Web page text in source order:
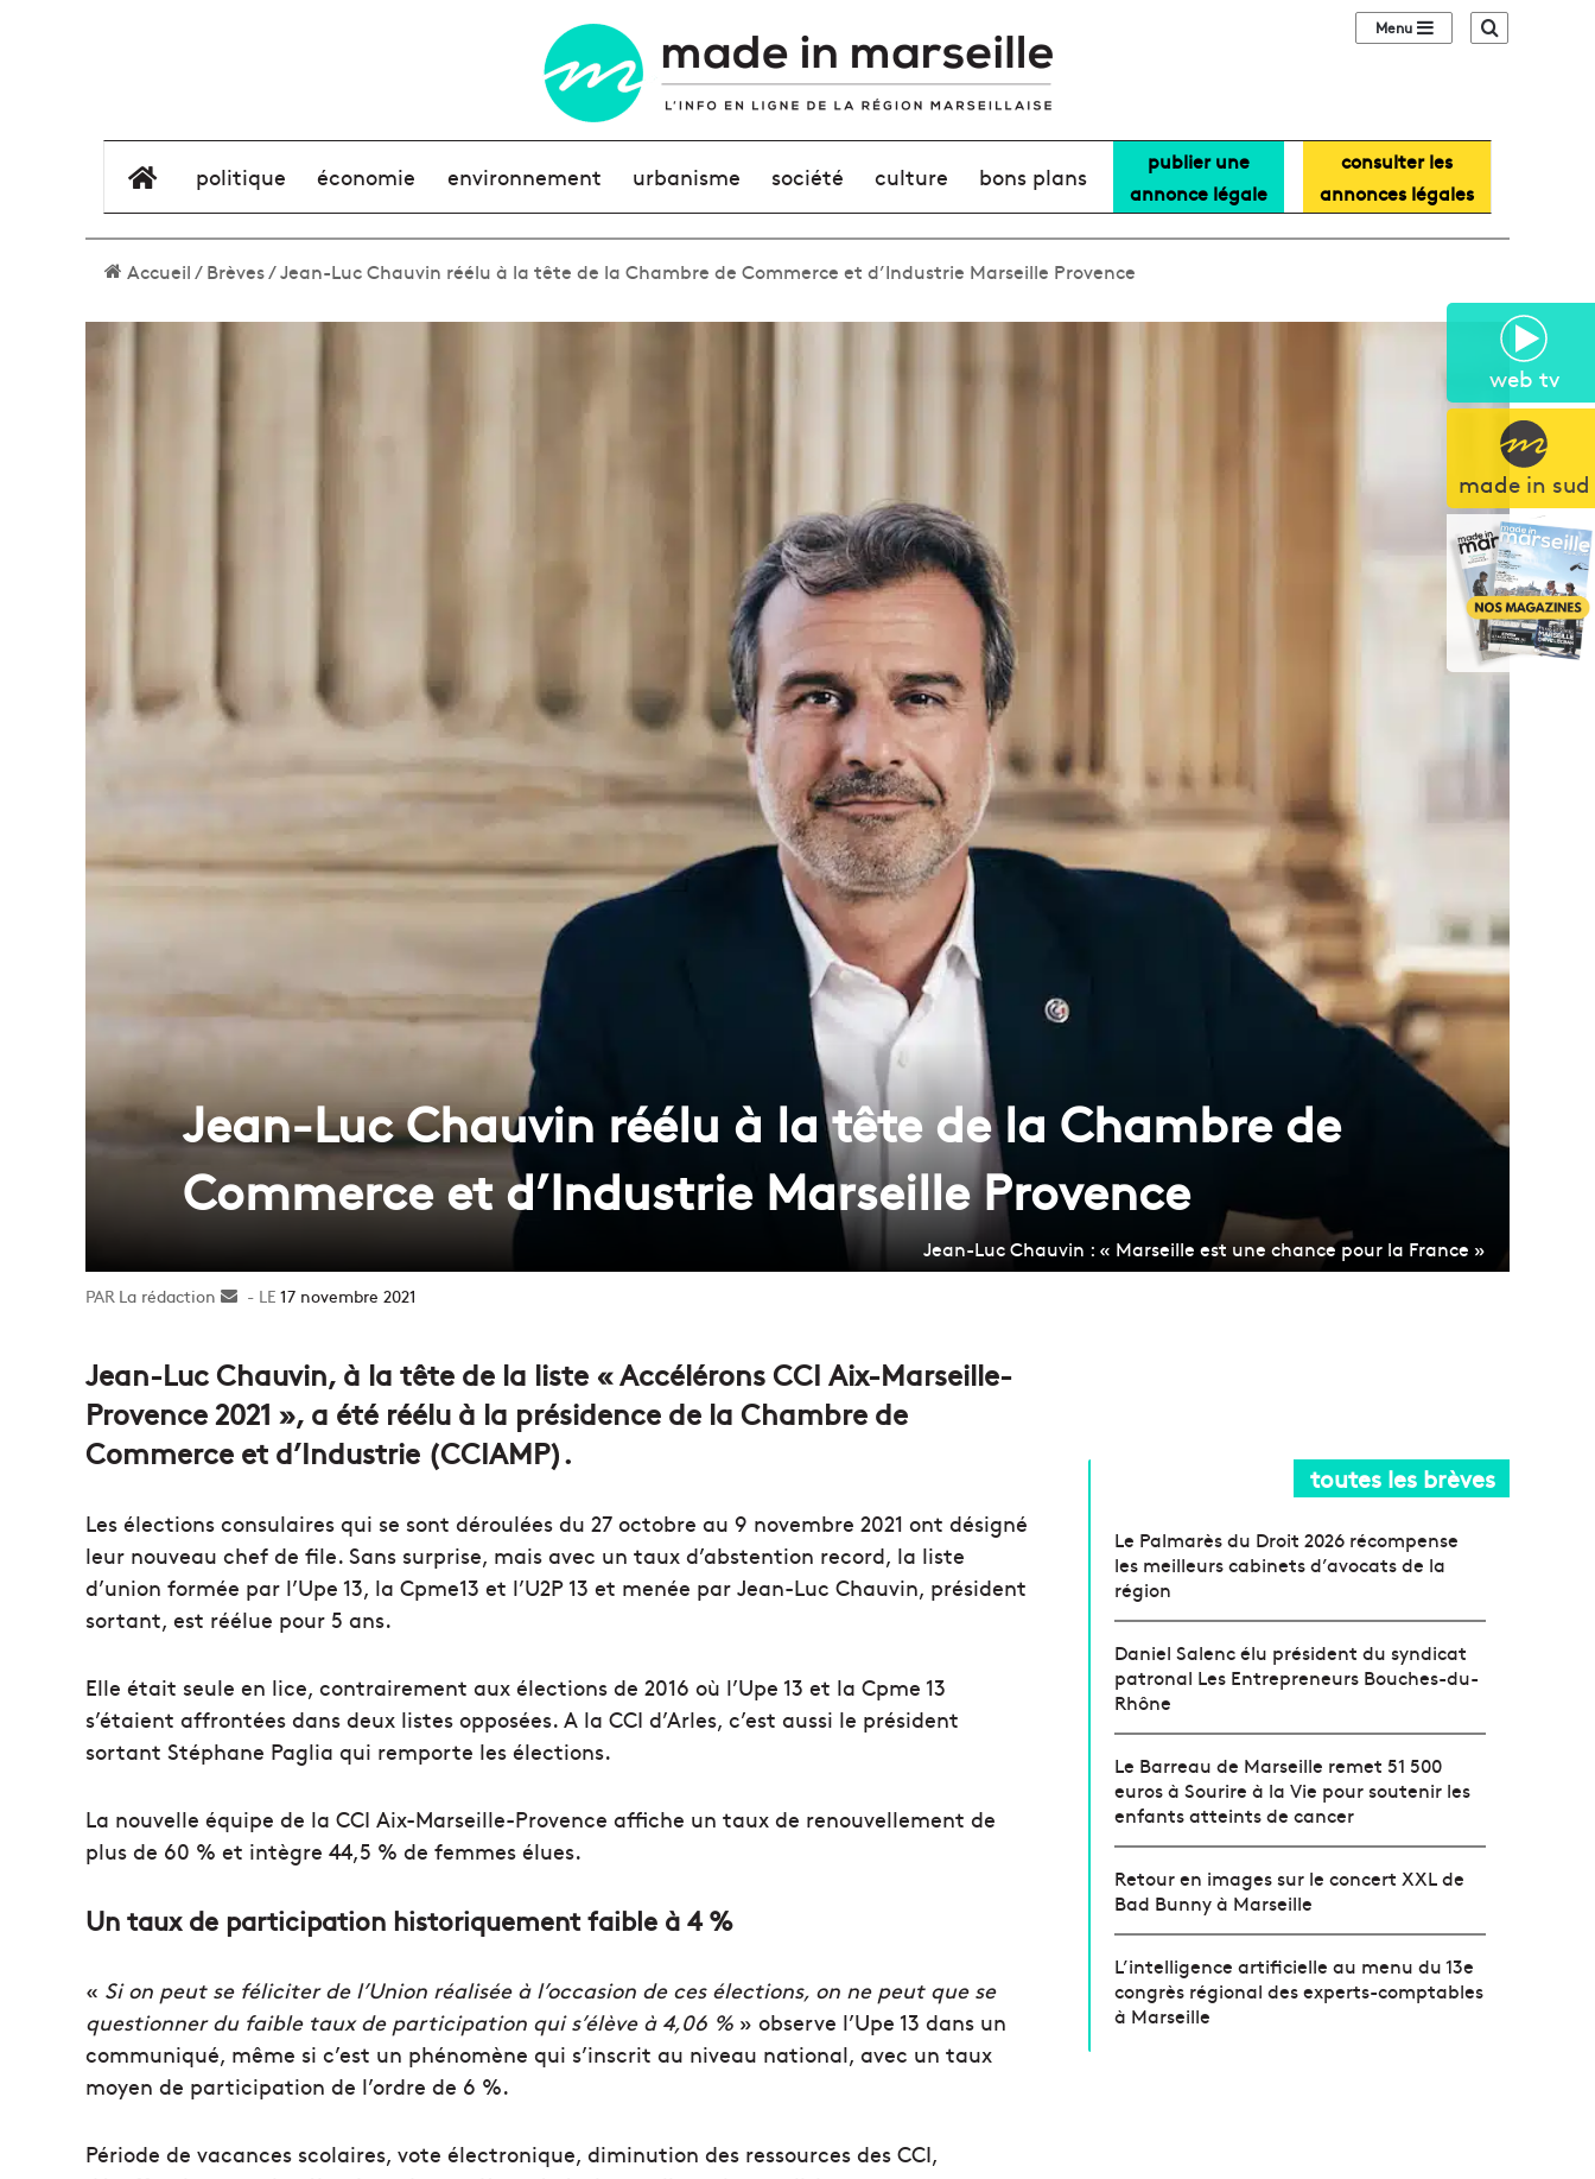
web tv
made in sud
Sidebar (barre
élément de menu
politique économie environnement urbanisme société culture bons plans
publier une
annonce légale
consulter les
annonces légales
Accueil/Brèves/Jean-Luc Chauvin réélu à la tête de la Chambre de Commerce et d’Industrie Marseille Provence
Jean-Luc Chauvin réélu à la tête de la Chambre de
Commerce et d’Industrie Marseille Provence
Jean-Luc Chauvin : « Marseille est une chance pour la France »
La rédaction
Envoyer17 novembre 2021
Jean-Luc Chauvin, à la tête de la liste « Accélérons CCI Aix-Marseille-
Provence 2021 », a été réélu à la présidence de la Chambre de
Commerce et d’Industrie (CCIAMP).
Les élections consulaires qui se sont déroulées du 27 octobre au 9 novembre 2021 ont désigné
leur nouveau chef de file. Sans surprise, mais avec un taux d’abstention record, la liste
d’union formée par l’Upe 13, la Cpme13 et l’U2P 13 et menée par Jean-Luc Chauvin, président
sortant, est réélue pour 5 ans.
Elle était seule en lice, contrairement aux élections de 2016 où l’Upe 13 et la Cpme 13
s’étaient affrontées dans deux listes opposées. A la CCI d’Arles, c’est aussi le président
sortant Stéphane Paglia qui remporte les élections.
La nouvelle équipe de la CCI Aix-Marseille-Provence affiche un taux de renouvellement de
plus de 60 % et intègre 44,5 % de femmes élues.
Un taux de participation historiquement faible à 4 %
« Si on peut se féliciter de l’Union réalisée à l’occasion de ces élections, on ne peut que se
questionner du faible taux de participation qui s’élève à 4,06 % » observe l’Upe 13 dans un
communiqué, même si c’est un phénomène qui s’inscrit au niveau national, avec un taux
moyen de participation de l’ordre de 6 %.
Période de vacances scolaires, vote électronique, diminution des ressources des CCI,
toutes les brèves
Le Palmarès du Droit 2026 récompense
les meilleurs cabinets d’avocats de la
région
Daniel Salenc élu président du syndicat
patronal Les Entrepreneurs Bouches-du-
Rhône
Le Barreau de Marseille remet 51 500
euros à Sourire à la Vie pour soutenir les
enfants atteints de cancer
Retour en images sur le concert XXL de
Bad Bunny à Marseille
L’intelligence artificielle au menu du 13e
congrès régional des experts-comptables
à Marseille